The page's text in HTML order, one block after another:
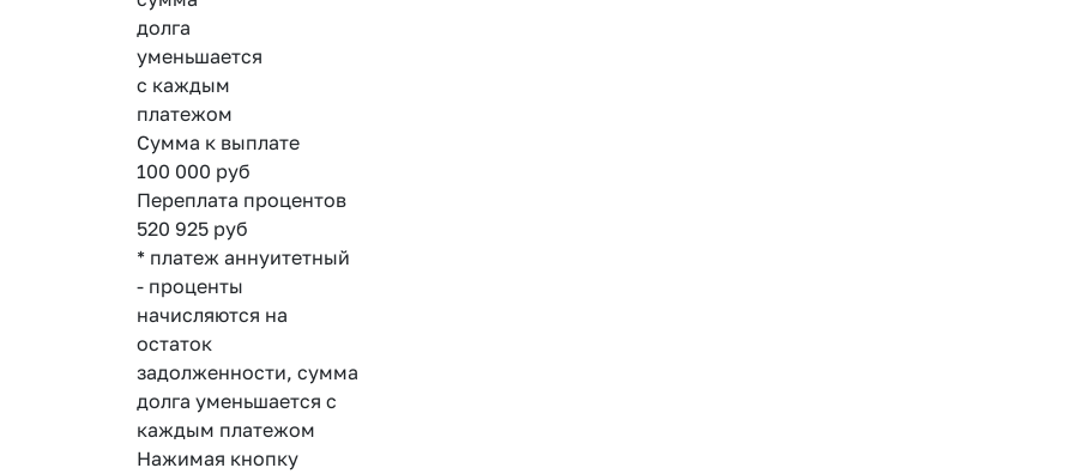
долга
уменьшается
с каждым
платежом
Сумма к выплате
100 000 руб
Переплата процентов
520 925 руб
* платеж аннуитетный
- проценты
начисляются на
остаток
задолженности, сумма
долга уменьшается с
каждым платежом
Нажимая кнопку